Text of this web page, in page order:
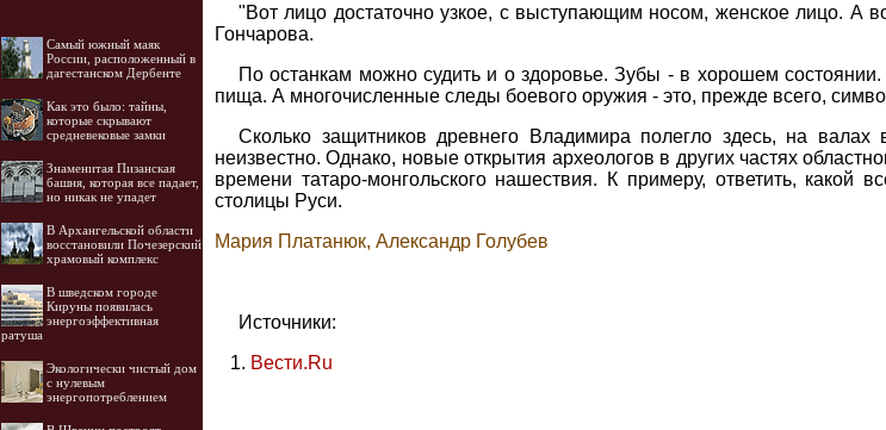
Самый южный маяк
России, расположенный в
дагестанском Дербенте
Как это было: тайны,
которые скрывают
средневековые замки
Знаменитая Пизанская
башня, которая все падает,
но никак не упадет
В Архангельской области
восстановили Почезерский
храмовый комплекс
В шведском городе
Кируны появилась
энергоэффективная
ратуша
Экологически чистый дом
с нулевым
энергопотреблением
"Вот лицо достаточно узкое, с выступающим носом, женское лицо. А
Гончарова.
По останкам можно судить и о здоровье. Зубы - в хорошем
пища. А многочисленные следы боевого оружия - это, прежде всего,
Сколько защитников древнего Владимира полегло здесь, на валах
неизвестно. Однако, новые открытия археологов в других частях
времени татаро-монгольского нашествия. К примеру, ответить, какой
столицы Руси.
Мария Платанюк, Александр Голубев
Источники:
Вести.Ru